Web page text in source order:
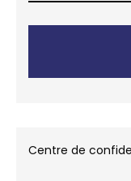
Centre de